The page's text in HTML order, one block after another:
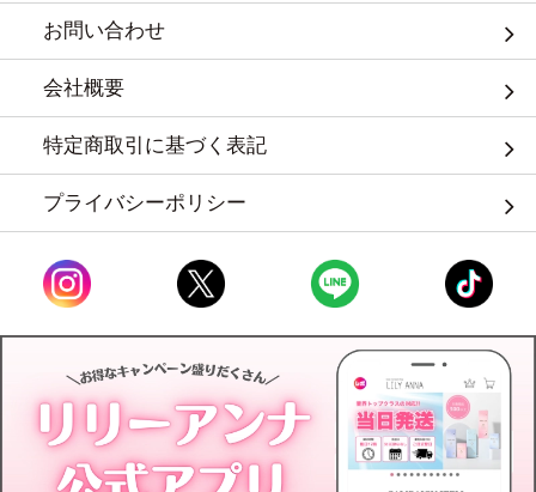
お問い合わせ
会社概要
特定商取引に基づく表記
プライバシーポリシー